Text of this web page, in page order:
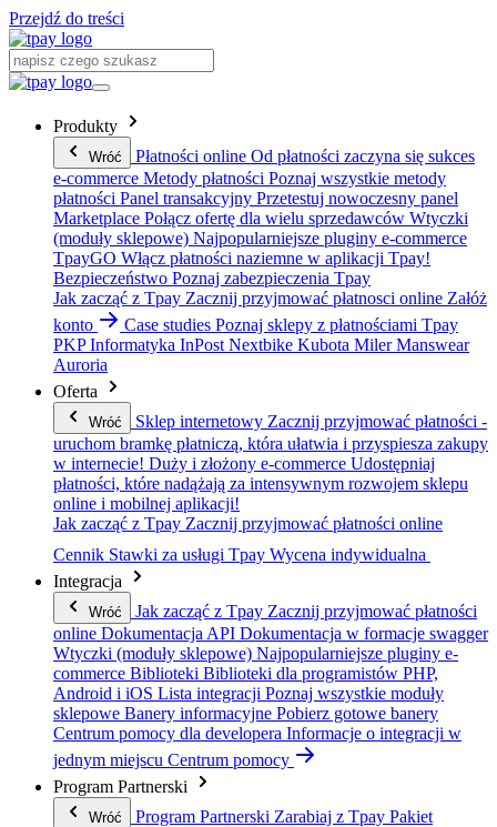
Przejdź do treści
Produkty
Wróć Płatności online Od płatności zaczyna się sukces
e-commerce Metody płatności Poznaj wszystkie metody
płatności Panel transakcyjny Przetestuj nowoczesny panel
Marketplace Połącz ofertę dla wielu sprzedawców Wtyczki
(moduły sklepowe) Najpopularniejsze pluginy e-commerce
TpayGO Włącz płatności naziemne w aplikacji Tpay!
Bezpieczeństwo Poznaj zabezpieczenia Tpay
Jak zacząć z Tpay Zacznij przyjmować płatnosci online Załóż
konto
Case studies Poznaj sklepy z płatnościami Tpay
PKP Informatyka InPost Nextbike Kubota Miler Manswear
Auroria
Oferta
Wróć Sklep internetowy Zacznij przyjmować płatności -
uruchom bramkę płatniczą, która ułatwia i przyspiesza zakupy
w internecie! Duży i złożony e-commerce Udostępniaj
płatności, które nadążają za intensywnym rozwojem sklepu
online i mobilnej aplikacji!
Jak zacząć z Tpay Zacznij przyjmować płatności online
Cennik Stawki za usługi Tpay Wycena indywidualna
Integracja
Wróć Jak zacząć z Tpay Zacznij przyjmować płatności
online Dokumentacja API Dokumentacja w formacje swagger
Wtyczki (moduły sklepowe) Najpopularniejsze pluginy e-
commerce Biblioteki Biblioteki dla programistów PHP,
Android i iOS Lista integracji Poznaj wszystkie moduły
sklepowe Banery informacyjne Pobierz gotowe banery
Centrum pomocy dla developera Informacje o integracji w
jednym miejscu Centrum pomocy
Program Partnerski
Wróć Program Partnerski Zarabiaj z Tpay Pakiet